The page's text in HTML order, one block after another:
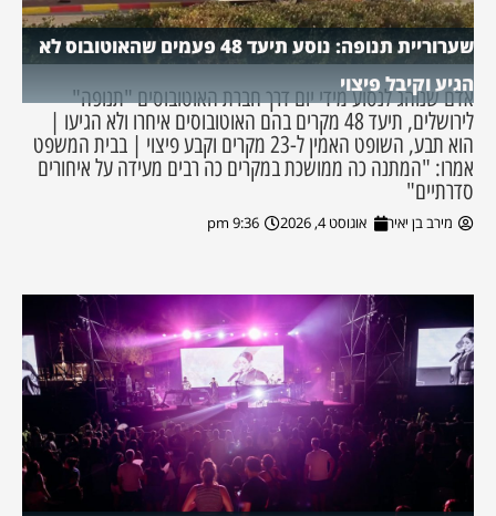
שערוריית תנופה: נוסע תיעד 48 פעמים שהאוטובוס לא
הגיע וקיבל פיצוי
אדם שנוהג לנסוע מידי יום דרך חברת האוטובוסים "תנופה"
לירושלים, תיעד 48 מקרים בהם האוטובוסים איחרו ולא הגיעו |
הוא תבע, השופט האמין ל-23 מקרים וקבע פיצוי | בבית המשפט
אמרו: "המתנה כה ממושכת במקרים כה רבים מעידה על איחורים
סדרתיים"
מירב בן יאיר אוגוסט 4, 2026 9:36 pm